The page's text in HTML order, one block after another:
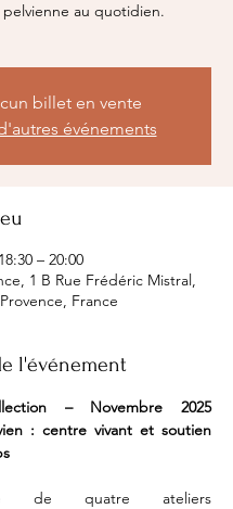
au quotidien.
billet en vente
événements
– 20:00
1 B Rue Frédéric Mistral,
France
l'événement
– Novembre 2025
: centre vivant et soutien
de quatre ateliers